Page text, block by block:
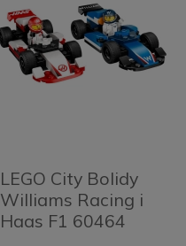
LEGO City Bolidy
Williams Racing i
Haas F1 60464